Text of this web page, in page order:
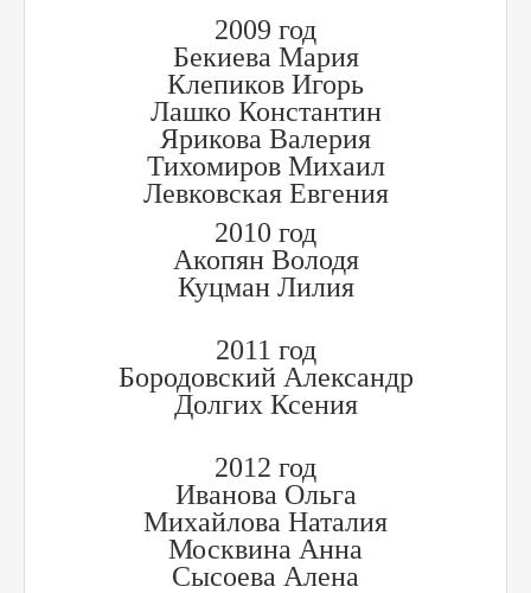
2009 год
Бекиева Мария
Клепиков Игорь
Лашко Константин
Ярикова Валерия
Тихомиров Михаил
Левковская Евгения
2010 год
Акопян Володя
Куцман Лилия
2011 год
Бородовский Александр
Долгих Ксения
2012 год
Иванова Ольга
Михайлова Наталия
Москвина Анна
Сысоева Алена